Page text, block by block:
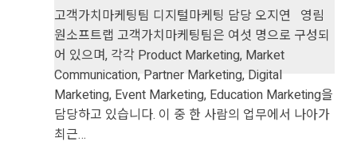
고객가치마케팅팀 디지털마케팅 담당 오지연 영림
원소프트랩 고객가치마케팅팀은 여섯 명으로 구성되
어 있으며, 각각 Product Marketing, Market
Communication, Partner Marketing, Digital
Marketing, Event Marketing, Education Marketing을
담당하고 있습니다. 이 중 한 사람의 업무에서 나아가
최근…